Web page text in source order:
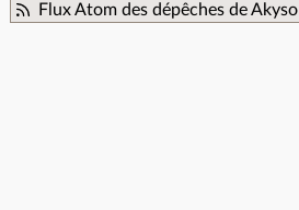
Flux Atom des dépêches de Akyso